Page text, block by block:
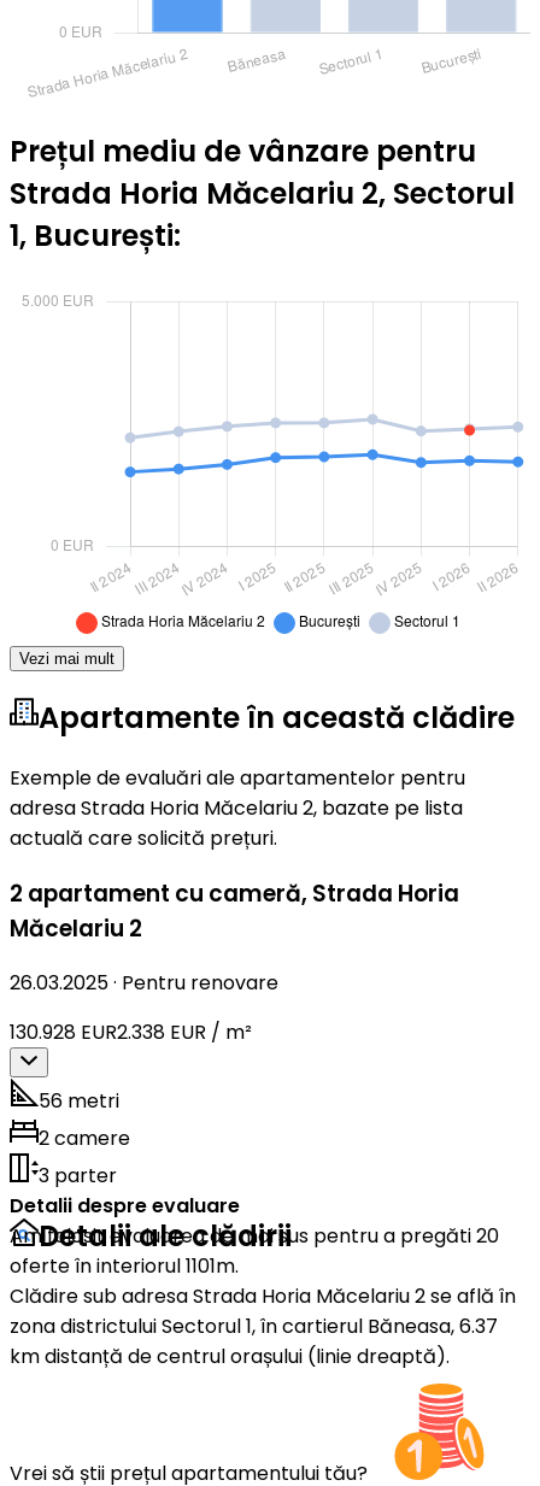
Prețul mediu de vânzare pentru
Strada Horia Măcelariu 2, Sectorul
1, București:
Vezi mai mult
Apartamente în această clădire
Exemple de evaluări ale apartamentelor pentru
adresa Strada Horia Măcelariu 2, bazate pe lista
actuală care solicită prețuri.
2 apartament cu cameră, Strada Horia
Măcelariu 2
26.03.2025· Pentru renovare
130.928 EUR2.338 EUR / m²
56 metri
2 camere
3 parter
Detalii despre evaluare
Am folosit evaluarea de mai sus pentru a pregăti 20
oferte în interiorul 1101m.
Detalii ale clădirii
Clădire sub adresa Strada Horia Măcelariu 2 se află în
zona districtului Sectorul 1, în cartierul Băneasa, 6.37
km distanță de centrul orașului (linie dreaptă).
Vrei să știi prețul apartamentului tău?